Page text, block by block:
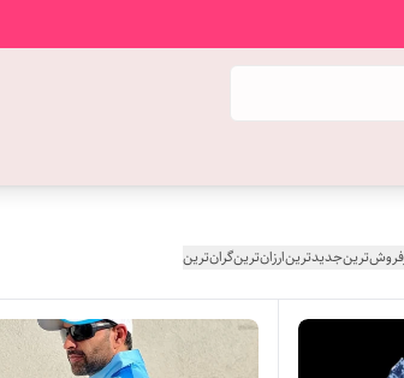
جدیدترینارزان‌ترینگران‌ترین